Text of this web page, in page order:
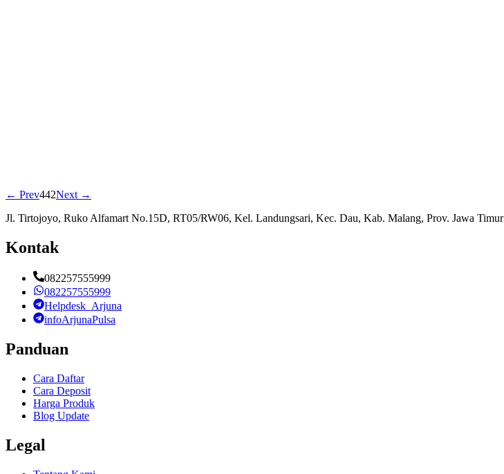
← Prev442Next →
Jl. Tirtojoyo, Ruko Alfamart No.15D, RT05/RW06, Kel. Landungsari, Kec. Dau, Kab. Malang, Prov. Jawa Timur
Kontak
082257555999
082257555999
Helpdesk_Arjuna
infoArjunaPulsa
Panduan
Cara Daftar
Cara Deposit
Harga Produk
Blog Update
Legal